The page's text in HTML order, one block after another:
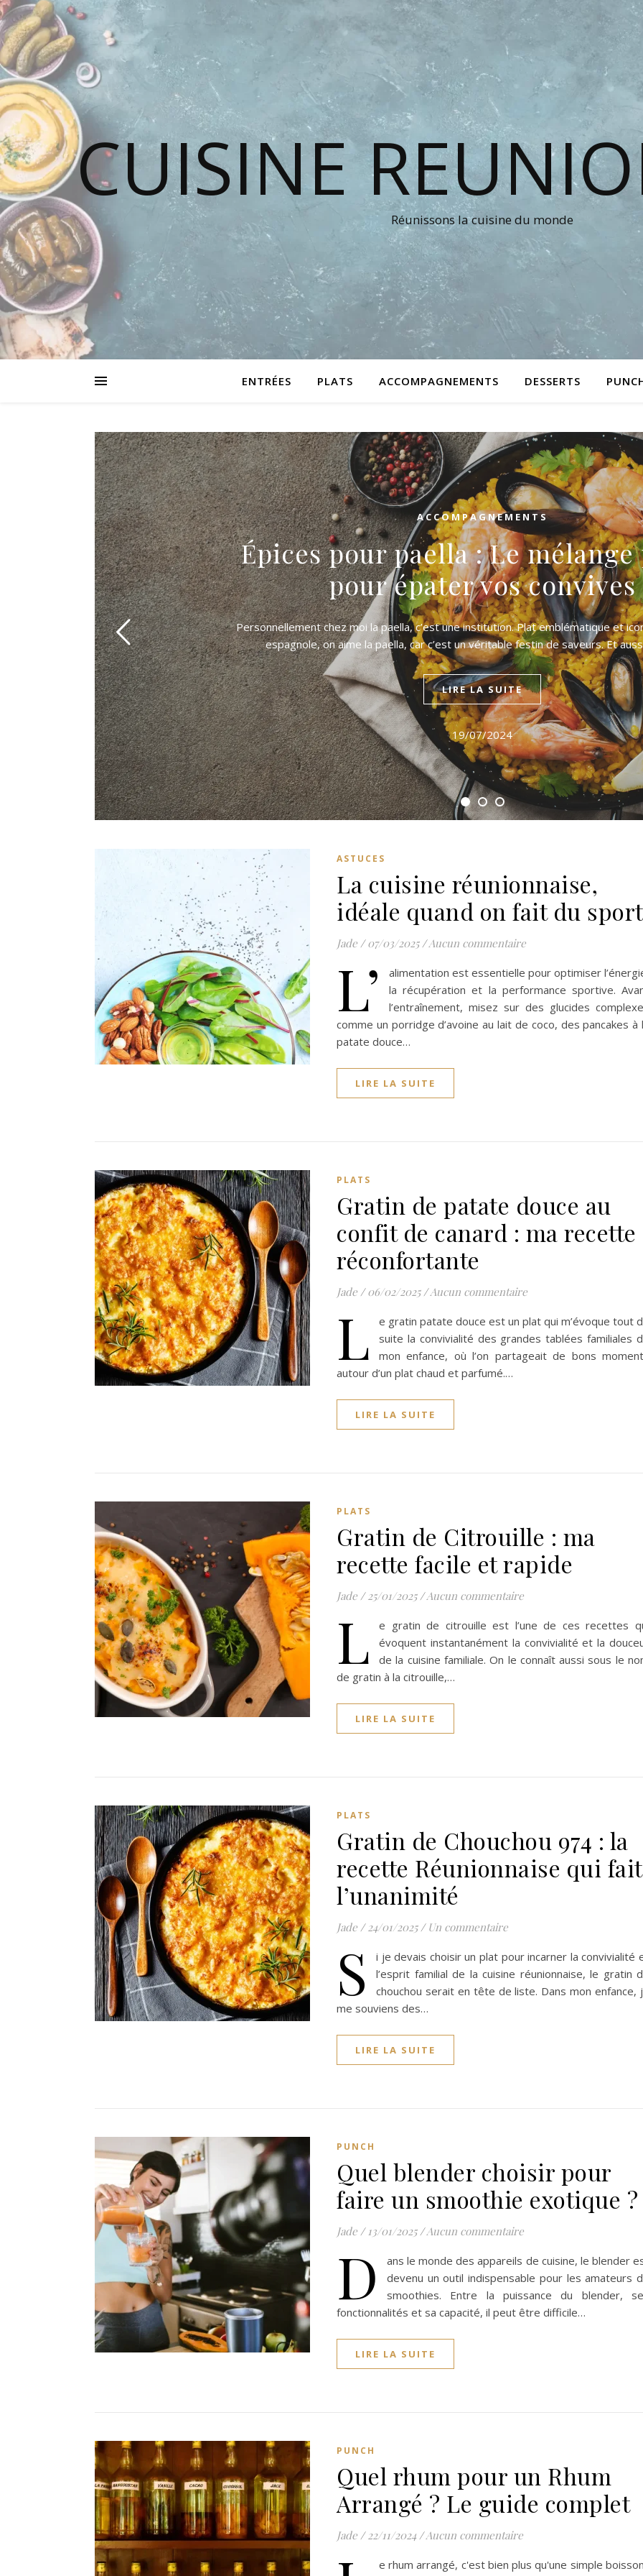
CUISINE
Réunissons la cuisine du monde
ENTRÉES PLATS ACCOMPAGNEMENTS DESSERTS
ACCOMPAGNEMENTS
Épices pour paella : Le
pour épater vos convives
Personnellement chez moi la paella, c’est une institution. Plat emblématique et
espagnole, on aime la paella, car c’est un véritable festin de saveurs. Et
LIRE LA SUITE
19/07/2024
ASTUCES
La cuisine réunionnaise,
idéale quand on fait du sport
Jade / 07/03/2025 /Aucun commentaire
L’
alimentation est essentielle pour optimiser
la récupération et la performance sportive.
l’entraînement, misez sur des glucides
comme un porridge d’avoine au lait de coco, des pancakes à
patate douce…
LIRE LA SUITE
PLATS
Gratin de patate douce au
confit de canard : ma recette
réconfortante
Jade / 06/02/2025 /Aucun commentaire
L
e gratin patate douce est un plat qui m’évoque tout
suite la convivialité des grandes tablées familiales
mon enfance, où l’on partageait de bons
autour d’un plat chaud et parfumé.…
LIRE LA SUITE
PLATS
Gratin de Citrouille : ma
recette facile et rapide
Jade / 25/01/2025 /Aucun commentaire
L
e gratin de citrouille est l’une de ces recettes
évoquent instantanément la convivialité et la
de la cuisine familiale. On le connaît aussi sous le
de gratin à la citrouille,…
LIRE LA SUITE
PLATS
Gratin de Chouchou 974 : la
recette Réunionnaise qui fait
l’unanimité
Jade / 24/01/2025 / Un commentaire
S
i je devais choisir un plat pour incarner la convivialité
l’esprit familial de la cuisine réunionnaise, le gratin
chouchou serait en tête de liste. Dans mon enfance,
me souviens des…
LIRE LA SUITE
PUNCH
Quel blender choisir pour
faire un smoothie exotique ?
Jade / 13/01/2025 /Aucun commentaire
D
ans le monde des appareils de cuisine, le blender
devenu un outil indispensable pour les amateurs
smoothies. Entre la puissance du blender,
fonctionnalités et sa capacité, il peut être difficile…
LIRE LA SUITE
PUNCH
Quel rhum pour un Rhum
Arrangé ? Le guide complet
Jade / 22/11/2024 /Aucun commentaire
e rhum arrangé, c'est bien plus qu'une simple